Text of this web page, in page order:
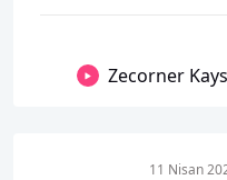
Zecorner
11 Nisan